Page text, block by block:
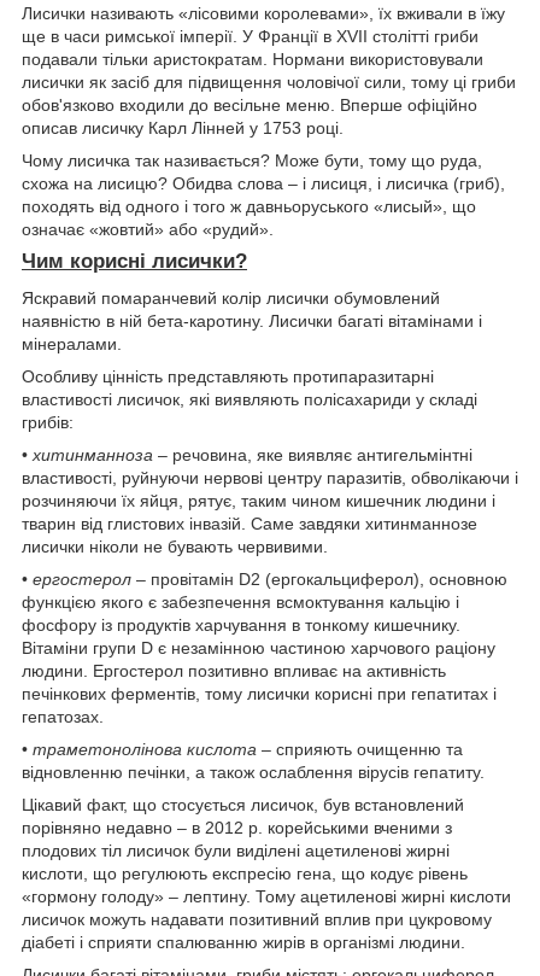
Лисички називають «лісовими королевами», їх вживали в їжу
ще в часи римської імперії. У Франції в XVII столітті гриби
подавали тільки аристократам. Нормани використовували
лисички як засіб для підвищення чоловічої сили, тому ці гриби
обов'язково входили до весільне меню. Вперше офіційно
описав лисичку Карл Лінней у 1753 році.
Чому лисичка так називається? Може бути, тому що руда,
схожа на лисицю? Обидва слова – і лисиця, і лисичка (гриб),
походять від одного і того ж давньоруського «лисый», що
означає «жовтий» або «рудий».
Чим корисні лисички?
Яскравий помаранчевий колір лисички обумовлений
наявністю в ній бета-каротину. Лисички багаті вітамінами і
мінералами.
Особливу цінність представляють протипаразитарні
властивості лисичок, які виявляють полісахариди у складі
грибів:
• хитинманноза – речовина, яке виявляє антигельмінтні
властивості, руйнуючи нервові центру паразитів, обволікаючи і
розчиняючи їх яйця, рятує, таким чином кишечник людини і
тварин від глистових інвазій. Саме завдяки хитинманнозе
лисички ніколи не бувають червивими.
• ергостерол – провітамін D2 (ергокальциферол), основною
функцією якого є забезпечення всмоктування кальцію і
фосфору із продуктів харчування в тонкому кишечнику.
Вітаміни групи D є незамінною частиною харчового раціону
людини. Ергостерол позитивно впливає на активність
печінкових ферментів, тому лисички корисні при гепатитах і
гепатозах.
• траметонолінова кислота – сприяють очищенню та
відновленню печінки, а також ослаблення вірусів гепатиту.
Цікавий факт, що стосується лисичок, був встановлений
порівняно недавно – в 2012 р. корейськими вченими з
плодових тіл лисичок були виділені ацетиленові жирні
кислоти, що регулюють експресію гена, що кодує рівень
«гормону голоду» – лептину. Тому ацетиленові жирні кислоти
лисичок можуть надавати позитивний вплив при цукровому
діабеті і сприяти спалюванню жирів в організмі людини.